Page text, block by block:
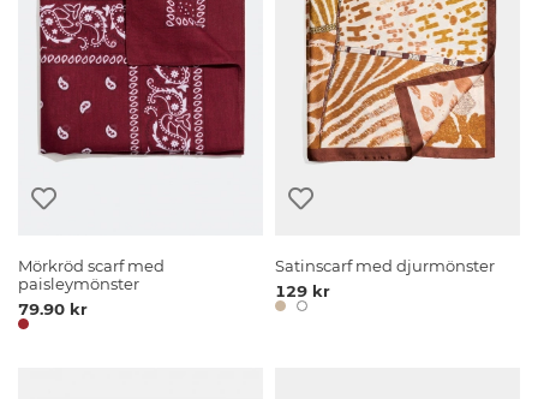
Mörkröd scarf med
paisleymönster
79.90 kr
Satinscarf med djurmönster
129 kr